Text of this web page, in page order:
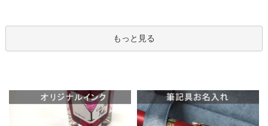
もっと見る